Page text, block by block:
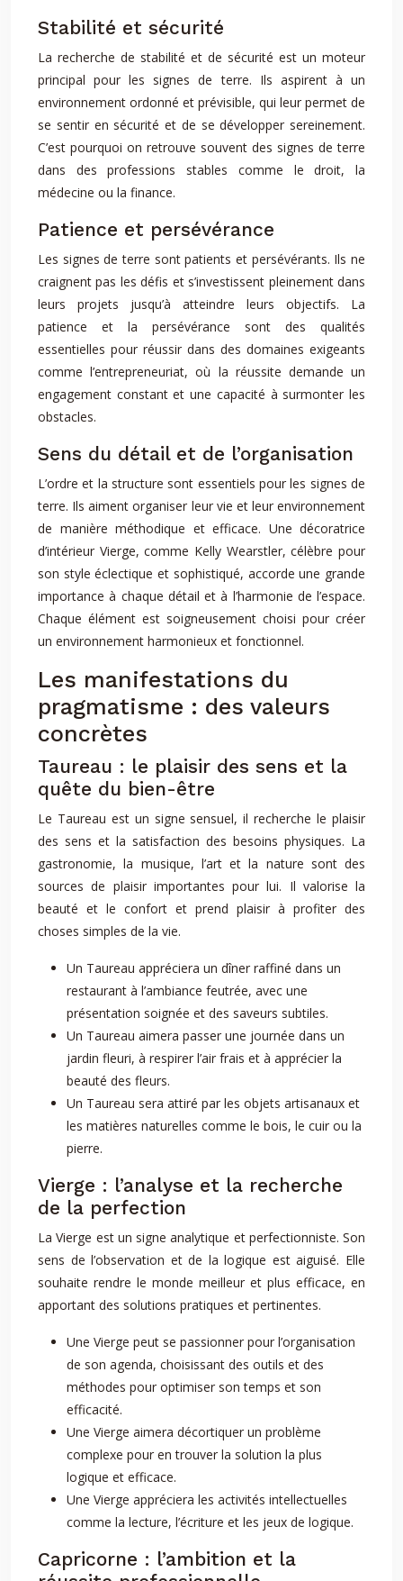
Stabilité et sécurité
La recherche de stabilité et de sécurité est un moteur
principal pour les signes de terre. Ils aspirent à un
environnement ordonné et prévisible, qui leur permet de
se sentir en sécurité et de se développer sereinement.
C’est pourquoi on retrouve souvent des signes de terre
dans des professions stables comme le droit, la
médecine ou la finance.
Patience et persévérance
Les signes de terre sont patients et persévérants. Ils ne
craignent pas les défis et s’investissent pleinement dans
leurs projets jusqu’à atteindre leurs objectifs. La
patience et la persévérance sont des qualités
essentielles pour réussir dans des domaines exigeants
comme l’entrepreneuriat, où la réussite demande un
engagement constant et une capacité à surmonter les
obstacles.
Sens du détail et de l’organisation
L’ordre et la structure sont essentiels pour les signes de
terre. Ils aiment organiser leur vie et leur environnement
de manière méthodique et efficace. Une décoratrice
d’intérieur Vierge, comme Kelly Wearstler, célèbre pour
son style éclectique et sophistiqué, accorde une grande
importance à chaque détail et à l’harmonie de l’espace.
Chaque élément est soigneusement choisi pour créer
un environnement harmonieux et fonctionnel.
Les manifestations du
pragmatisme : des valeurs
concrètes
Taureau : le plaisir des sens et la
quête du bien-être
Le Taureau est un signe sensuel, il recherche le plaisir
des sens et la satisfaction des besoins physiques. La
gastronomie, la musique, l’art et la nature sont des
sources de plaisir importantes pour lui. Il valorise la
beauté et le confort et prend plaisir à profiter des
choses simples de la vie.
Un Taureau appréciera un dîner raffiné dans un
restaurant à l’ambiance feutrée, avec une
présentation soignée et des saveurs subtiles.
Un Taureau aimera passer une journée dans un
jardin fleuri, à respirer l’air frais et à apprécier la
beauté des fleurs.
Un Taureau sera attiré par les objets artisanaux et
les matières naturelles comme le bois, le cuir ou la
pierre.
Vierge : l’analyse et la recherche
de la perfection
La Vierge est un signe analytique et perfectionniste. Son
sens de l’observation et de la logique est aiguisé. Elle
souhaite rendre le monde meilleur et plus efficace, en
apportant des solutions pratiques et pertinentes.
Une Vierge peut se passionner pour l’organisation
de son agenda, choisissant des outils et des
méthodes pour optimiser son temps et son
efficacité.
Une Vierge aimera décortiquer un problème
complexe pour en trouver la solution la plus
logique et efficace.
Une Vierge appréciera les activités intellectuelles
comme la lecture, l’écriture et les jeux de logique.
Capricorne : l’ambition et la